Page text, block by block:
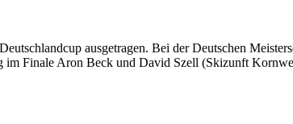
ausgetragen. Bei der Deutschen
im Finale Aron Beck und David Szell (Skizunft